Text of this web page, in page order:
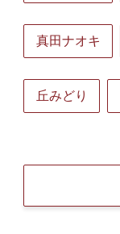
真田ナオキ
丘みどり